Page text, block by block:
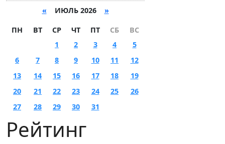
« ИЮЛЬ 2026 »
ПН ВТ СР ЧТ ПТ СБ
ВС
1
2 3 4
5
6
7 8 9 10 11
12
13
14 15 16 17 18
19
20
21 22 23 24 25
26
27
28 29 30 31
Рейтинг